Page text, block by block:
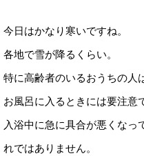
今日はかなり寒いですね。
各地で雪が降るくらい。
特に高齢者のいるおうちの人
お風呂に入るときには要注意
入浴中に急に具合が悪くなっ
れではありません。